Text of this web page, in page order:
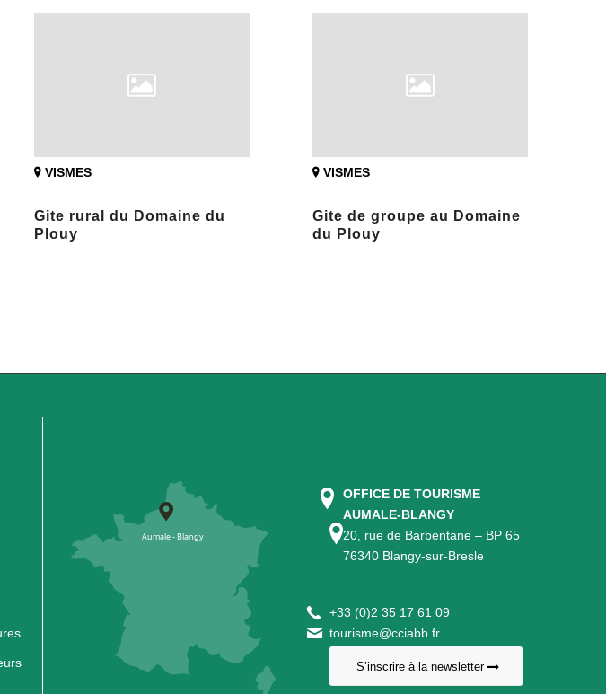
VISMES
Gite rural du Domaine du
Plouy
VISMES
Gite de groupe au Domaine
du Plouy
OFFICE DE TOURISME
AUMALE-BLANGY
20, rue de Barbentane – BP 65
76340 Blangy-sur-Bresle
+33 (0)2 35 17 61 09
tourisme@cciabb.fr
S’inscrire à la newsletter